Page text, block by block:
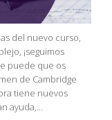
del nuevo curso,
¡seguimos
puede que os
de Cambridge
tiene nuevos
ayuda,…